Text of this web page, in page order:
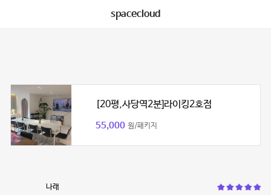
spacecloud
[20평,사당역2분]라이킹2호점
55,000 원/패키지
나래